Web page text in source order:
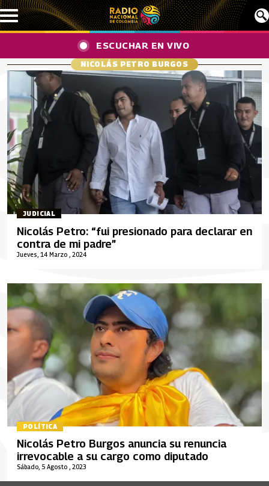
Pasar al contenido principal
ESCUCHAR EN VIVO
NICOLÁS PETRO BURGOS
JUDICIAL
Jueves, 14 Marzo , 2024
Nicolás Petro: “fui presionado para declarar en
contra de mi padre”
POLÍTICA
Sábado, 5 Agosto , 2023
Nicolás Petro Burgos anuncia su renuncia
irrevocable a su cargo como diputado